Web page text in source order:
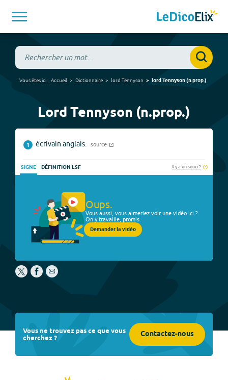
Vous êtes ici : Accueil Dictionnaire lord Tennyson lord Tennyson(n.prop.)
Lord Tennyson (n.prop.)
1 écrivain anglais. source
SIGNE DÉFINITION LSF Il y a un souci ?
Oups.
Vous aussi, vous aimeriez voir une vidéo ici ?
On y travaille, promis.
Demander la vidéo
Vous ne trouvez pas ce que vous
cherchez ? Contactez-nous